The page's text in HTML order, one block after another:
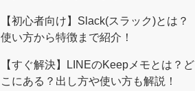
【初心者向け】Slack(スラック)とは？
使い方から特徴まで紹介！
【すぐ解決】LINEのKeepメモとは？ど
こにある？出し方や使い方も解説！